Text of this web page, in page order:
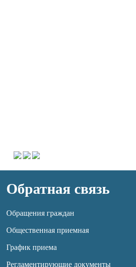
Обратная связь
Обращения граждан
Общественная приемная
График приема
Регламентирующие документы